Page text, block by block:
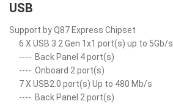
USB
Support by Q87 Express Chipset
6 X USB 3.2 Gen 1x1 port(s) up to 5Gb/s
---- Back Panel 4 port(s)
---- Onboard 2 port(s)
7 X USB2.0 port(s) Up to 480 Mb/s
---- Back Panel 2 port(s)